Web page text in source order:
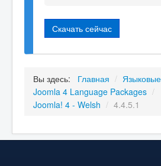
Скачать сейчас
Вы здесь: Главная /
Joomla 4 Language Packages /
Joomla! 4 - Welsh / 4.4.5.1